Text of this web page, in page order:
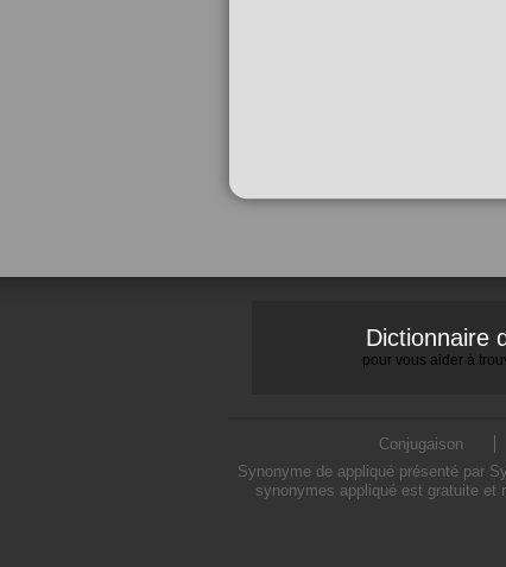
Dictionnaire
pour vous aider à
Conjugaison
Synonyme de appliqué présenté par
synonymes appliqué est gratuite et